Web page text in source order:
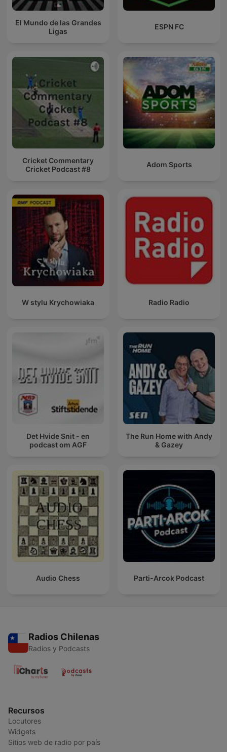
El Mundo de las Grandes
Ligas
ESPN FC
Cricket Commentary
Cricket Podcast #8
Adom Sports
W stylu Krychowiaka Radio Radio
Det Hvide Snit - en
podcast om AGF
The Run Home with Andy
& Gazey
Audio Chess Parti-Arcok Podcast
Radios Chilenas
Radios y Podcasts
Recursos
Locutores
Widgets
Sitios web de radio por país